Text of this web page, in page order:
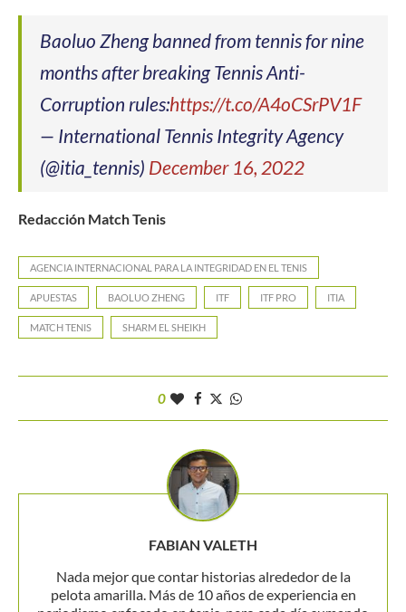
Baoluo Zheng banned from tennis for nine
months after breaking Tennis Anti-
Corruption rules:https://t.co/A4oCSrPV1F
— International Tennis Integrity Agency
(@itia_tennis) December 16, 2022
Redacción Match Tenis
AGENCIA INTERNACIONAL PARA LA INTEGRIDAD EN EL TENIS
APUESTAS BAOLUO ZHENG ITF ITF PRO ITIA
MATCH TENIS SHARM EL SHEIKH
0
FABIAN VALETH
Nada mejor que contar historias alrededor de la
pelota amarilla. Más de 10 años de experiencia en